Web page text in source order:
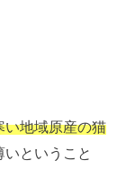
い地域原産の猫
ということ